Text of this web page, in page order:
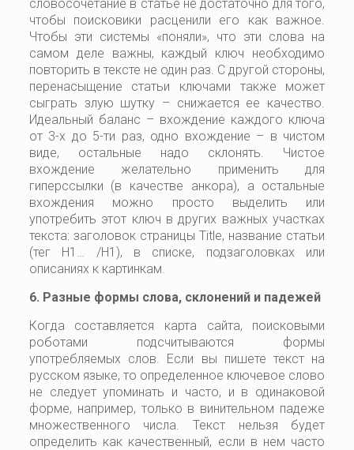
словосочетание в статье не достаточно для того,
чтобы поисковики расценили его как важное.
Чтобы эти системы «поняли», что эти слова на
самом деле важны, каждый ключ необходимо
повторить в тексте не один раз. С другой стороны,
перенасыщение статьи ключами также может
сыграть злую шутку – снижается ее качество.
Идеальный баланс – вхождение каждого ключа
от 3-х до 5-ти раз, одно вхождение – в чистом
виде, остальные надо склонять. Чистое
вхождение желательно применить для
гиперссылки (в качестве анкора), а остальные
вхождения можно просто выделить или
употребить этот ключ в других важных участках
текста: заголовок страницы Title, название статьи
(тег Н1… /Н1), в списке, подзаголовках или
описаниях к картинкам.
6. Разные формы слова, склонений и падежей
Когда составляется карта сайта, поисковыми
роботами подсчитываются формы
употребляемых слов. Если вы пишете текст на
русском языке, то определенное ключевое слово
не следует упоминать и часто, и в одинаковой
форме, например, только в винительном падеже
множественного числа. Текст нельзя будет
определить как качественный, если в нем часто